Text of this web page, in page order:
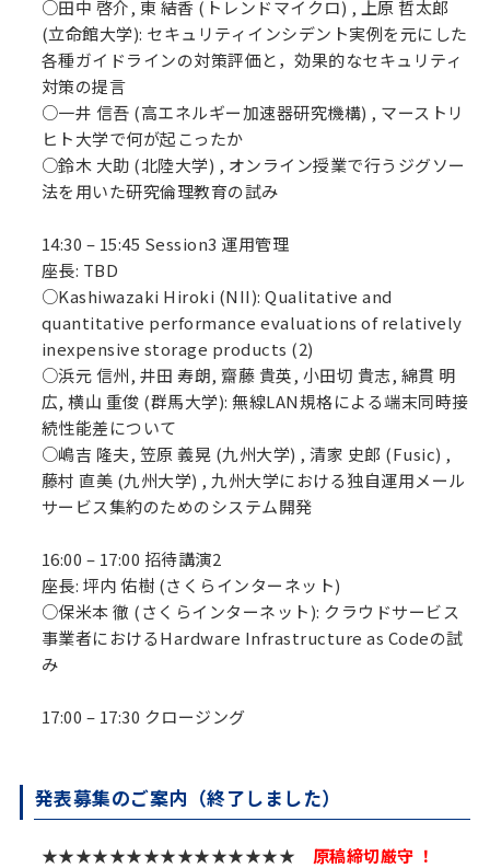
○田中 啓介, 東 結香 (トレンドマイクロ) , 上原 哲太郎
(立命館大学): セキュリティインシデント実例を元にした
各種ガイドラインの対策評価と，効果的なセキュリティ
対策の提言
○一井 信吾 (高エネルギー加速器研究機構) , マーストリ
ヒト大学で何が起こったか
○鈴木 大助 (北陸大学) , オンライン授業で行うジグソー
法を用いた研究倫理教育の試み
14:30 – 15:45 Session3 運用管理
座長: TBD
○Kashiwazaki Hiroki (NII): Qualitative and
quantitative performance evaluations of relatively
inexpensive storage products (2)
○浜元 信州, 井田 寿朗, 齋藤 貴英, 小田切 貴志, 綿貫 明
広, 横山 重俊 (群馬大学): 無線LAN規格による端末同時接
続性能差について
○嶋吉 隆夫, 笠原 義晃 (九州大学) , 清家 史郎 (Fusic) ,
藤村 直美 (九州大学) , 九州大学における独自運用メール
サービス集約のためのシステム開発
16:00 – 17:00 招待講演2
座長: 坪内 佑樹 (さくらインターネット)
○保米本 徹 (さくらインターネット): クラウドサービス
事業者におけるHardware Infrastructure as Codeの試
み
17:00 – 17:30 クロージング
発表募集のご案内（終了しました）
★★★★★★★★★★★★★★★ 原稿締切厳守 ！